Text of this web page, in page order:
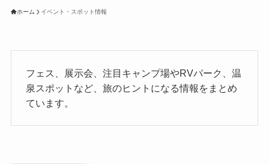
ホーム イベント・スポット情報
フェス、展示会、注目キャンプ場やRVパーク、温
泉スポットなど、旅のヒントになる情報をまとめ
ています。